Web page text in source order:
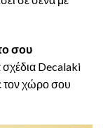
σου
σχέδια Decalaki
τον χώρο σου